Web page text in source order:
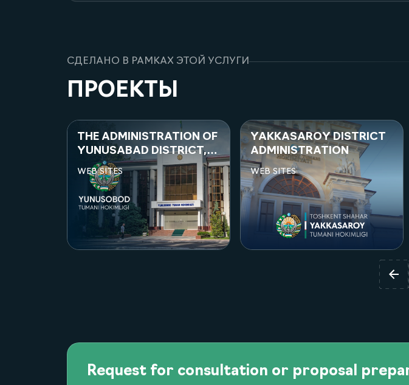
СДЕЛАНО В РАМКАХ ЭТОЙ УСЛУГИ
ПРОЕКТЫ
YAKKASAROY DISTRICT
ADMINISTRATION
WEB SITES
OFFICIAL WEBSITE OF
THE PUBLIC FOUNDATION
"VATANDOSHLAR
WEB SITES
Request for consultation or proposal